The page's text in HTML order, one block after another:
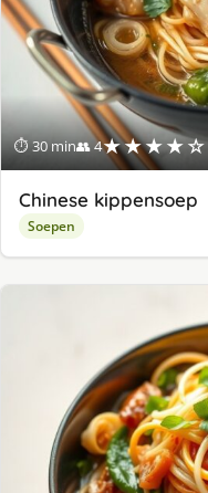
⏱ 30 min👥 4★★★★☆
Chinese kippensoep
Soepen